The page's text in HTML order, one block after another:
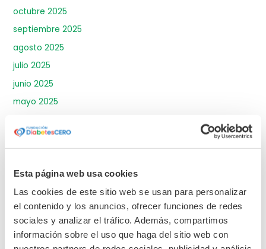
Esta página web usa cookies
Las cookies de este sitio web se usan para personalizar
el contenido y los anuncios, ofrecer funciones de redes
sociales y analizar el tráfico. Además, compartimos
información sobre el uso que haga del sitio web con
octubre 2025
septiembre 2025
agosto 2025
julio 2025
junio 2025
mayo 2025
marzo 2025
enero 2025
diciembre 2024
noviembre 2024
octubre 2024
septiembre 2024